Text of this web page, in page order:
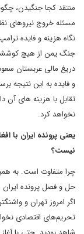
منتقد کجا جنگیدن،
مسئله خروج نیروهای
نگاه هزینه و فایده
جنگ یمن از هیچ
دریغ مالی عربستان
و فایده به این نتیجه
تقابل با هزینه های آن
نخواهد کرد.
یعنی پرونده ایران با
نیست؟
چرا متفاوت است. به
حل و فصل پرونده
اگر امروز تهران و
تحریم‌های اقتصادی